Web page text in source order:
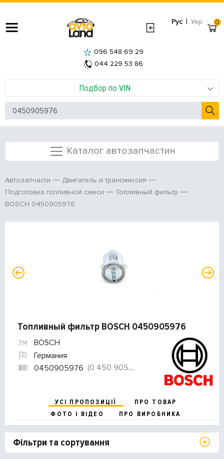
Рус | Укр
Подбор по VIN
096 548 69 29
044 229 53 86
0
Каталог автозапчастин
Автозапчасти
Двигатель и трансмиссия
Подготовка топливной смеси
Топливный фильтр
BOSCH 0450905976
Топливный фильтр BOSCH 0450905976
BOSCH
Германия
0450905976 (0 450 905 976)
УСІ ПРОПОЗИЦІЇ
ПРО ТОВАР
ФОТО І ВІДЕО
ПРО ВИРОБНИКА
Фільтри та сортування